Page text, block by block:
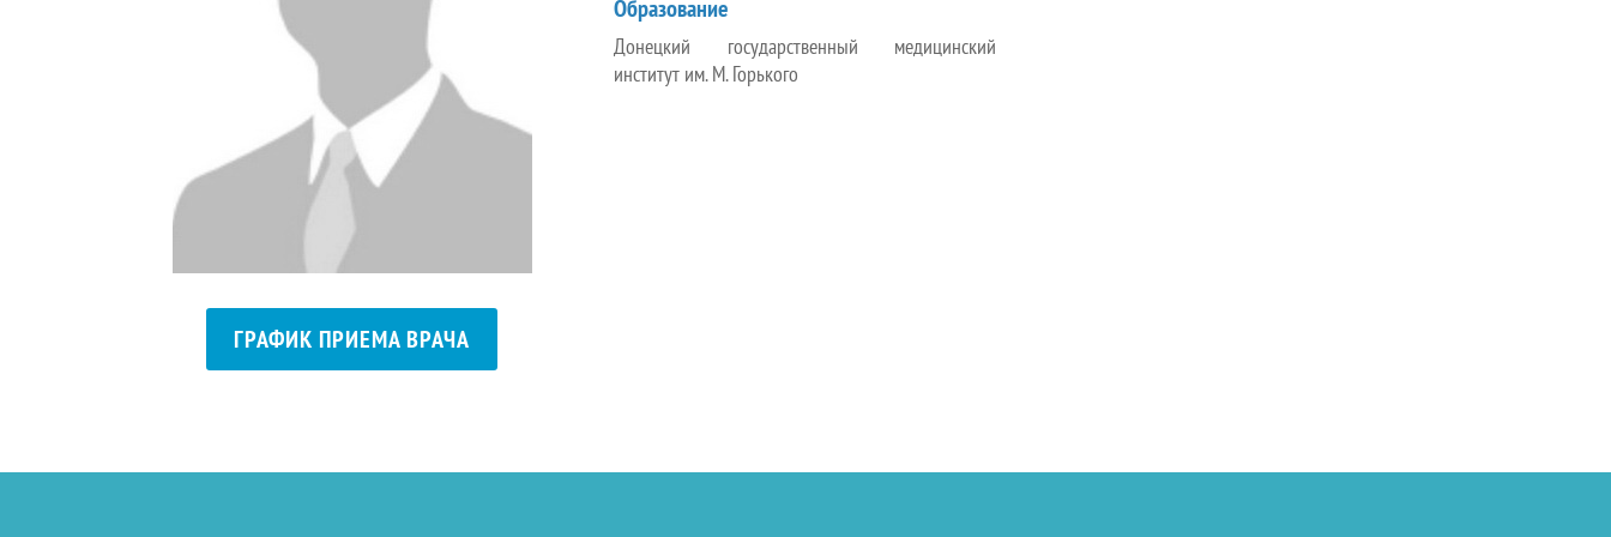
ГРАФИК ПРИЕМА ВРАЧА
Образование
Донецкий государственный медицинский
институт им. М. Горького